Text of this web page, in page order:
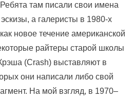
там писали свои имена
а галеристы в 1980-х
новое течение американской
райтеры старой школы
(Crash) выставляют в
они написали либо свой
На мой взгляд, в 1970–